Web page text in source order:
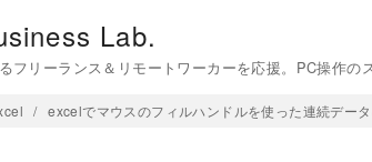
Lab.
フリーランス＆リモートワーカーを応援。PC操作の
excelでマウスのフィルハンドルを使った連続デー